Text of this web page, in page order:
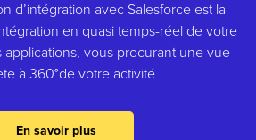
d’intégration avec Salesforce est la
en quasi temps-réel de votre
applications, vous procurant une vue
à 360°de votre activité
En savoir plus